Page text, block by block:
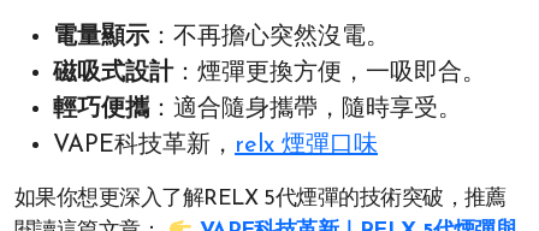
電量顯示 ：不再擔心突然沒電。
磁吸式設計：煙彈更換方便，一吸即合。
輕巧便攜：適合隨身攜帶，隨時享受。
VAPE科技革新， relx 煙彈口味
如果你想更深入了解RELX 5代煙彈的技術突破，推薦